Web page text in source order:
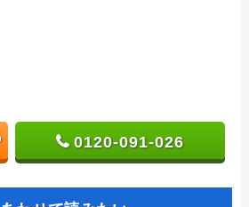
0120-091-026